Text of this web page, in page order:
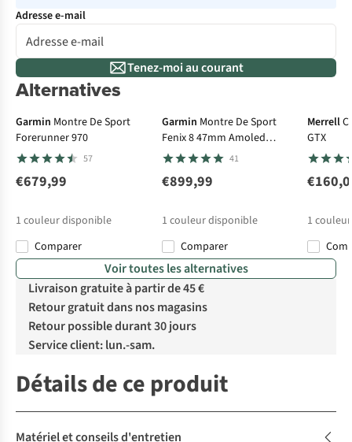
Adresse e-mail
Tenez-moi au courant
Alternatives
Garmin Montre De Sport
Forerunner 970
57
€679,99
1 couleur disponible
Comparer
Garmin Montre De Sport
Fenix 8 47mm Amoled
Sapphire
41
€899,99
1 couleur disponible
Comparer
Merrell
GTX
1
Voir toutes les alternatives
Livraison gratuite à partir de 45 €
Retour gratuit dans nos magasins
Retour possible durant 30 jours
Service client: lun.-sam.
Détails de ce produit
Matériel et conseils d'entretien